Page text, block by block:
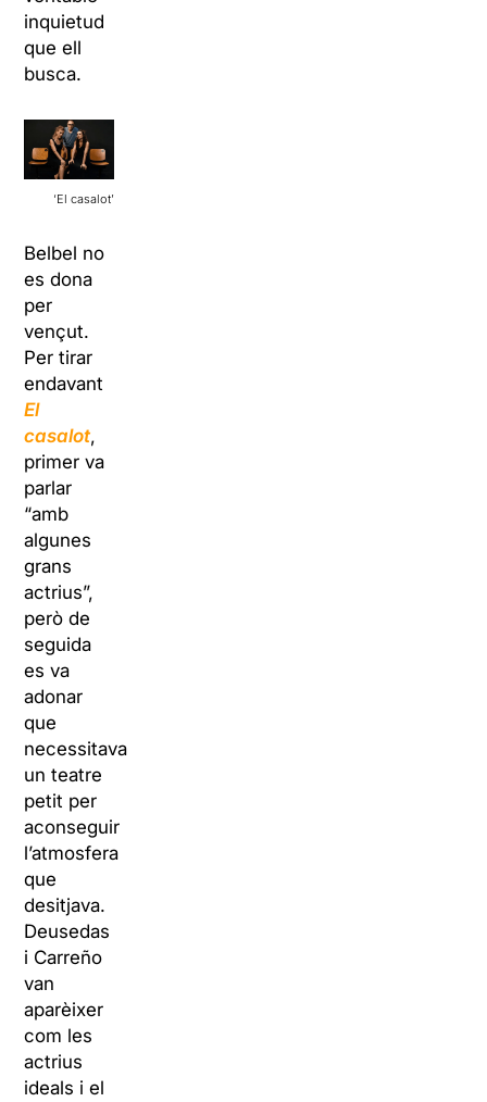
inquietud
que ell
busca.
‘El casalot’
Belbel no
es dona
per
vençut.
Per tirar
endavant
El
casalot,
primer va
parlar
“amb
algunes
grans
actrius”,
però de
seguida
es va
adonar
que
necessitava
un teatre
petit per
aconseguir
l’atmosfera
que
desitjava.
Deusedas
i Carreño
van
aparèixer
com les
actrius
ideals i el